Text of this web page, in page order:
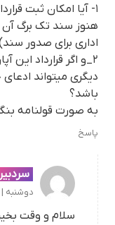
۱- آیا امکان ثبت
هنوز سند تک برگ
اداری برای صدور
۲_و اگر قرارداد این
دیگری میتواند ادعای
باشد؟
به صورت قولنامه
پاسخ
سردبیر
دوشنبه | 2025/04/07 | 10:46
سلام و وقت